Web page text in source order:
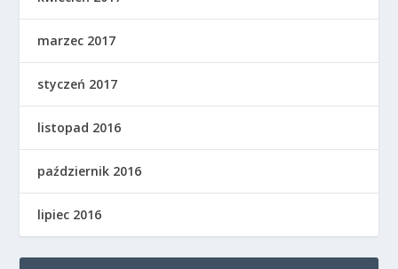
marzec 2017
styczeń 2017
listopad 2016
październik 2016
lipiec 2016